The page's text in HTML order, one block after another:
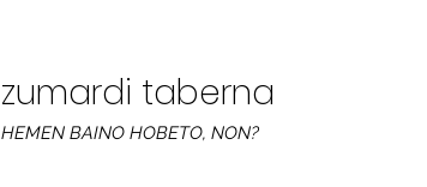
zumardi taberna
HEMEN BAINO HOBETO, NON?